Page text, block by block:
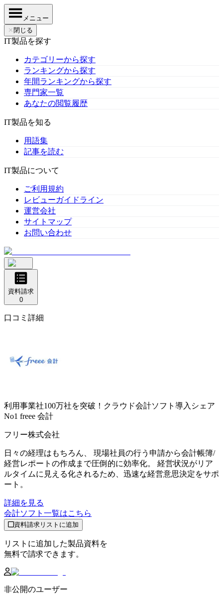
メニュー
✕ 閉じる
IT製品を探す
カテゴリーから探す
ランキングから探す
年間ランキングから探す
専門家一覧
あなたの閲覧履歴
IT製品を知る
用語集
記事を読む
IT製品について
ご利用規約
レビューガイドライン
運営会社
サイトマップ
お問い合わせ
資料請求
0
口コミ詳細
利用事業社100万社を突破！クラウド会計ソフト導入シェア
No1 freee 会計
フリー株式会社
日々の経理はもちろん、 現場社員の行う申請から会計帳簿/
経営レポートの作成まで圧倒的に効率化。 経営状況がリア
ルタイムに見える化されるため、迅速な経営意思決定をサポ
ート。
詳細を見る
会計ソフト 一覧はこちら
資料請求リストに追加
リストに追加した製品資料を
無料で請求できます。
非公開のユーザー